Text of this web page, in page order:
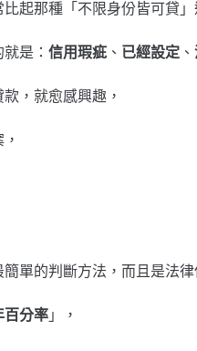
起那種「不限身份皆可貸」
是： 信用瑕疵 、 已經設定 、
，就愈感興趣，
單的判斷方法，而且是法律
百分率 」，